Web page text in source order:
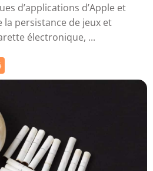
d’applications d’Apple et
la persistance de jeux et
électronique, ...